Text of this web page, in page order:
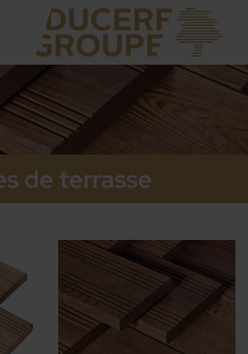
de terrasse